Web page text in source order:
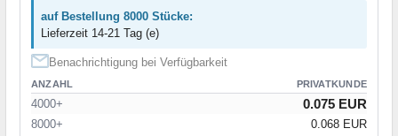
auf Bestellung 8000 Stücke:
Lieferzeit 14-21 Tag (e)
Benachrichtigung bei Verfügbarkeit
ANZAHL PRIVATKUNDE
4000+ 0.075 EUR
8000+ 0.068 EUR